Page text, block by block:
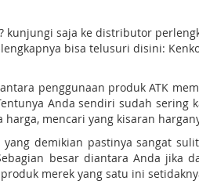
kunjungi saja ke distributor
bisa telusuri disini:
penggunaan produk ATK
Anda sendiri sudah sering
harga, mencari yang kisaran
yang demikian pastinya sangat
besar diantara Anda jika
merek yang satu ini